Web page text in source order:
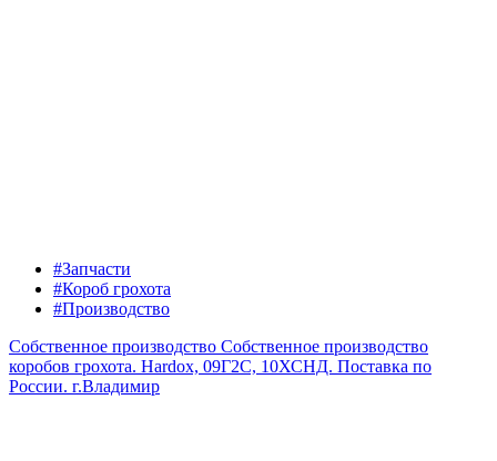
#Запчасти
#Короб грохота
#Производство
Собственное производство Собственное производство
коробов грохота. Hardox, 09Г2С, 10ХСНД. Поставка по
России. г.Владимир